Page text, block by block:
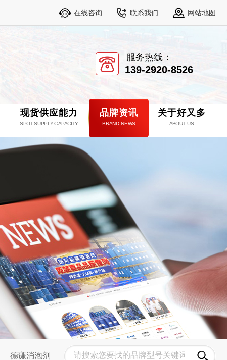
在线咨询 联系我们 网站地图
服务热线：
139-2920-8526
现货供应能力
SPOT SUPPLY CAPACITY
品牌资讯
BRAND NEWS
关于好又多
ABOUT US
德谦消泡剂